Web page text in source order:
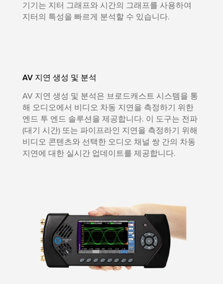
기기는 지터 그래프와 시간의 그래프를 사용하여
지터의 특성을 빠르게 분석할 수 있습니다.
AV 지연 생성 및 분석
AV 지연 생성 및 분석은 브로드캐스트 시스템을 통
해 오디오에서 비디오 차동 지연을 측정하기 위한
엔드 투 엔드 솔루션을 제공합니다. 이 도구는 전파
(대기 시간) 또는 파이프라인 지연을 측정하기 위해
비디오 콘텐츠와 선택한 오디오 채널 쌍 간의 차동
지연에 대한 실시간 업데이트를 제공합니다.